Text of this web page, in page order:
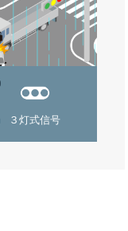
３灯式信号